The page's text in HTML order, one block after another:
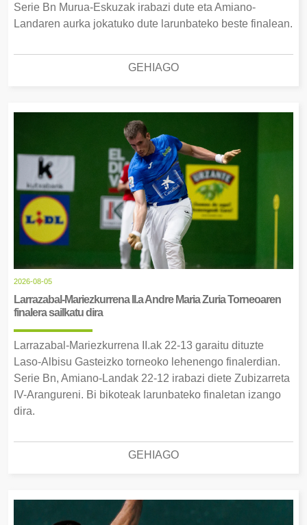
Serie Bn Murua-Eskuzak irabazi dute eta Amiano-
Landaren aurka jokatuko dute larunbateko beste finalean.
GEHIAGO
2026-08-05
Larrazabal-Mariezkurrena II.a Andre Maria Zuria Torneoaren
finalera sailkatu dira
Larrazabal-Mariezkurrena II.ak 22-13 garaitu dituzte
Laso-Albisu Gasteizko torneoko lehenengo finalerdian.
Serie Bn, Amiano-Landak 22-12 irabazi diete Zubizarreta
IV-Arangureni. Bi bikoteak larunbateko finaletan izango
dira.
GEHIAGO